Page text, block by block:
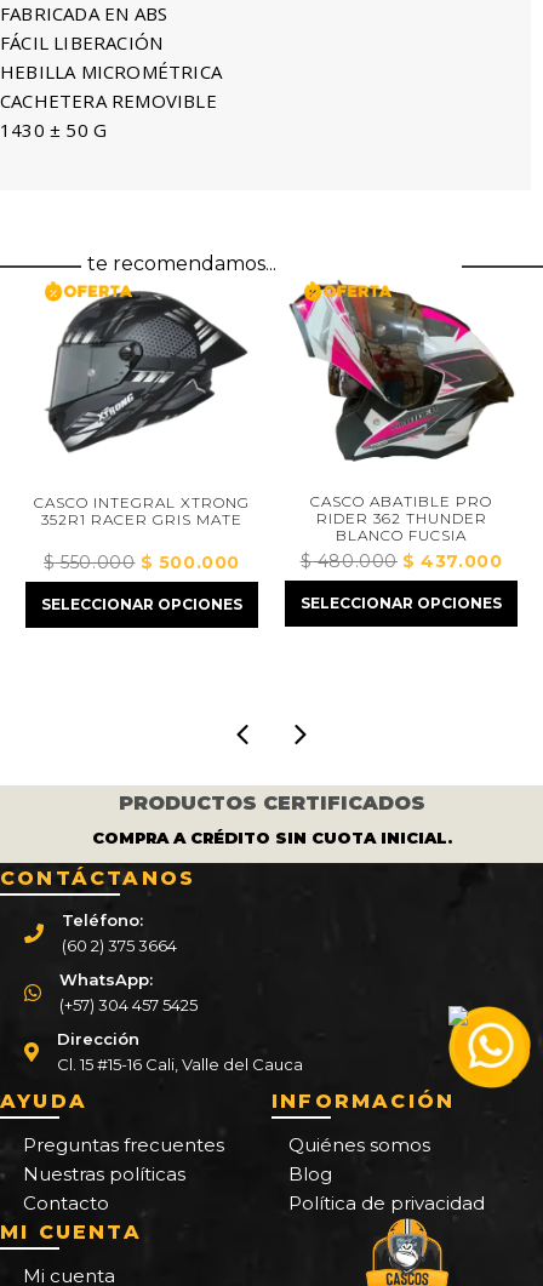
FABRICADA EN ABS
FÁCIL LIBERACIÓN
HEBILLA MICROMÉTRICA
CACHETERA REMOVIBLE
1430 ± 50 G
te recomendamos...
CASCO INTEGRAL XTRONG
352R1 RACER GRIS MATE
$550.000 El
precio
original
$ 500.000El
precio
actual
SELECCIONAR OPCIONES
CASCO ABATIBLE PRO
RIDER 362 THUNDER
BLANCO FUCSIA
$480.000 El
precio
original
$ 437.000El
SELECCIONAR OPCIONES
PRODUCTOS CERTIFICADOS
COMPRA A CRÉDITO SIN CUOTA INICIAL.
CONTÁCTANOS
Teléfono:
(60 2) 375 3664
WhatsApp:
(+57) 304 457 5425
Dirección
Cl. 15 #15-16 Cali, Valle del Cauca
AYUDA
Preguntas frecuentes
Nuestras políticas
Contacto
INFORMACIÓN
Quiénes somos
Blog
Política de privacidad
MI CUENTA
Mi cuenta